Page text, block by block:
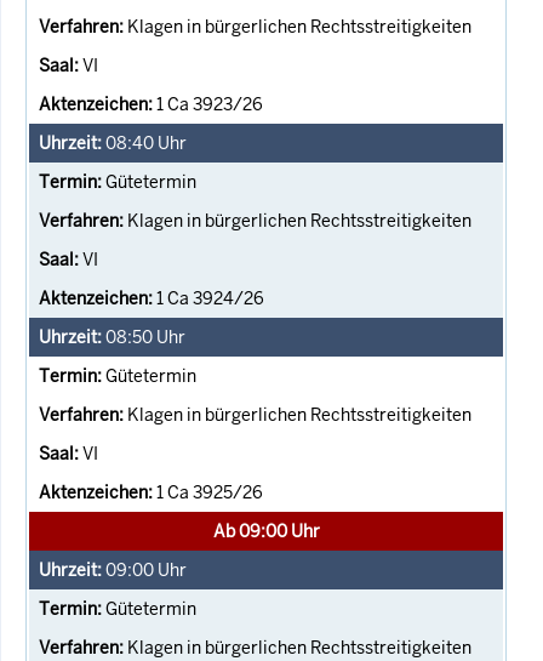
Klagen in bürgerlichen Rechtsstreitigkeiten
VI
1 Ca 3923/26
08:40 Uhr
Gütetermin
Klagen in bürgerlichen Rechtsstreitigkeiten
VI
1 Ca 3924/26
08:50 Uhr
Gütetermin
Klagen in bürgerlichen Rechtsstreitigkeiten
VI
1 Ca 3925/26
Ab 09:00 Uhr
09:00 Uhr
Gütetermin
Klagen in bürgerlichen Rechtsstreitigkeiten